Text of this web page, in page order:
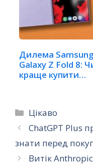
Дилема Samsung
Galaxy Z Fold 8:
краще купити…
Категорії
Цікаво
ChatGPT Plus
знати перед
Витік